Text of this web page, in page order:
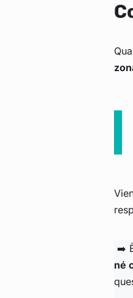
➡️
né